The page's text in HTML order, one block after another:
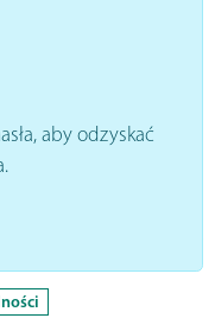
aby odzyskać